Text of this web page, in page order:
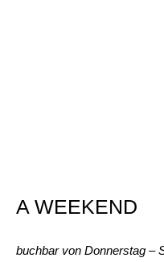
A WEEKEND
buchbar von Donnerstag –